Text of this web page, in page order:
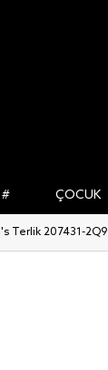
# ÇOCUK
Terlik 207431-2Q9